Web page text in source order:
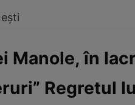
Manole, în
Regretul